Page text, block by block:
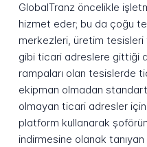
GlobalTranz öncelikle
hizmet eder; bu da çoğu
merkezleri, üretim tesisleri
gibi ticari adreslere gittiği
rampaları olan tesislerde
ekipman olmadan standart
olmayan ticari adresler
platform kullanarak
indirmesine olanak